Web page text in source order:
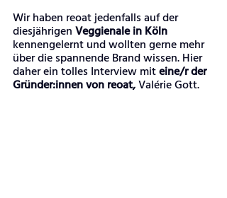
Wir haben reoat jedenfalls auf der
diesjährigen Veggienale in Köln
kennengelernt und wollten gerne mehr
über die spannende Brand wissen. Hier
daher ein tolles Interview mit eine/r der
Gründer:innen von reoat, Valérie Gott.